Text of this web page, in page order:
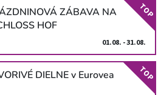
ZÁBAVA NA
HOF
01.08. - 31.08.
TOP
DIELNE v Eurovea TOP